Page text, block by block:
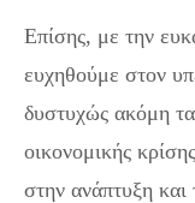
Επίσης, με την
ευχηθούμε στον
δυστυχώς ακόμη
οικονομικής
στην ανάπτυξη και